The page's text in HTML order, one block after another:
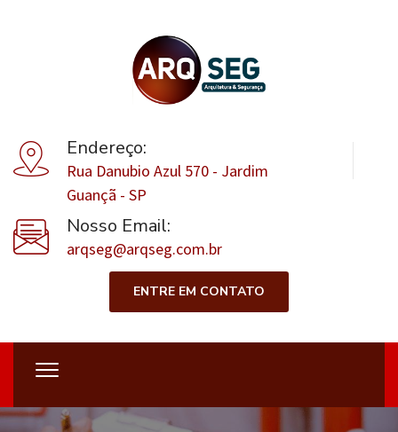
Endereço:
Rua Danubio Azul 570 - Jardim
Guançã - SP
Nosso Email:
arqseg@arqseg.com.br
ENTRE EM CONTATO